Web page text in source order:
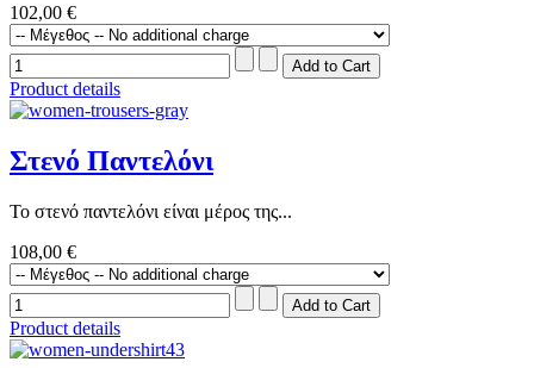
102,00 €
Product details
Στενό Παντελόνι
Το στενό παντελόνι είναι μέρος της...
108,00 €
Product details